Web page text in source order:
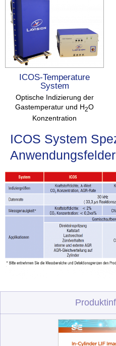
ICOS-Temperature
System
Optische Indizierung der
Gastemperatur und H2O
Konzentration
ICOS System
Anwendungsfelder